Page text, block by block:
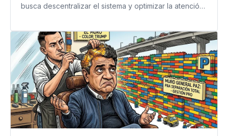
busca descentralizar el sistema y optimizar la atención